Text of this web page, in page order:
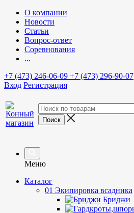
О компании
Новости
Статьи
Вопрос-ответ
Соревнования
...
+7 (473) 246-06-09 +7 (473) 296-90-07
Вход Регистрация
Меню
Каталог
01 Экипировка всадника
Бриджи